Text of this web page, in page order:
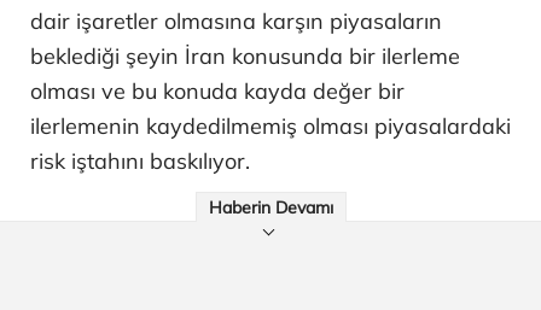
dair işaretler olmasına karşın piyasaların
beklediği şeyin İran konusunda bir ilerleme
olması ve bu konuda kayda değer bir
ilerlemenin kaydedilmemiş olması piyasalardaki
risk iştahını baskılıyor.
Haberin Devamı